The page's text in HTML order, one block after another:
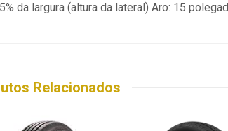
da largura (altura da lateral) Aro: 15
Relacionados